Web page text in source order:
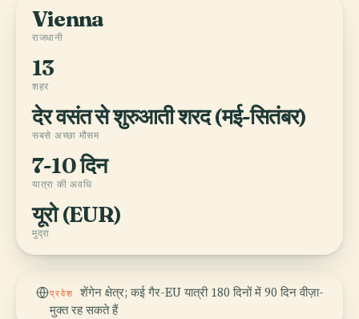
Vienna
राजधानी
13
शहर
देर वसंत से शुरुआती शरद (मई-सितंबर)
सबसे अच्छा मौसम
7-10 दिन
यात्रा की अवधि
यूरो (EUR)
मुद्रा
प्रवेश
शेंगेन क्षेत्र; कई गैर-EU यात्री 180 दिनों में 90 दिन वीज़ा-
मुक्त रह सकते हैं